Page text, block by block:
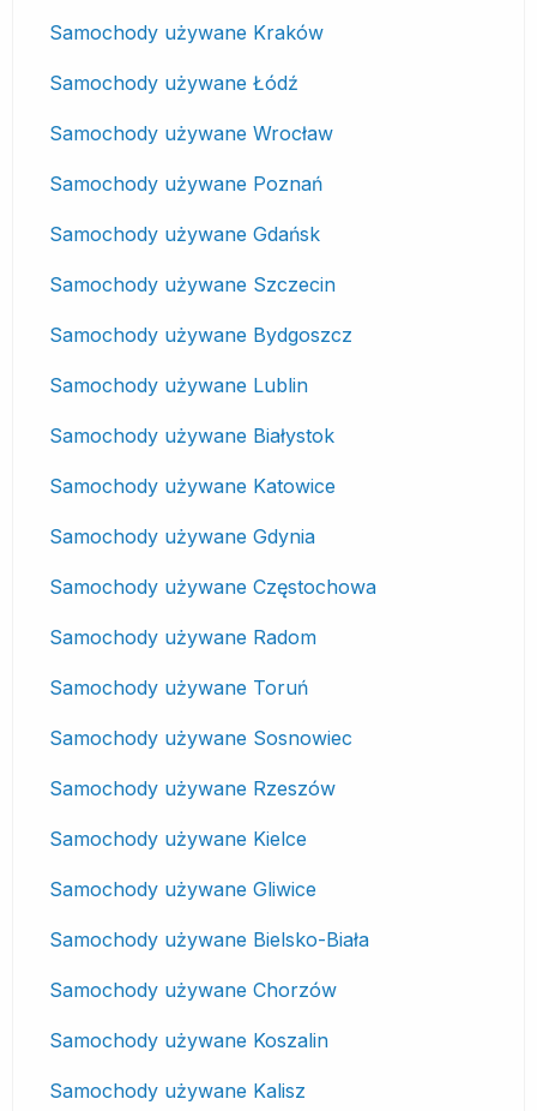
Samochody używane Kraków
Samochody używane Łódź
Samochody używane Wrocław
Samochody używane Poznań
Samochody używane Gdańsk
Samochody używane Szczecin
Samochody używane Bydgoszcz
Samochody używane Lublin
Samochody używane Białystok
Samochody używane Katowice
Samochody używane Gdynia
Samochody używane Częstochowa
Samochody używane Radom
Samochody używane Toruń
Samochody używane Sosnowiec
Samochody używane Rzeszów
Samochody używane Kielce
Samochody używane Gliwice
Samochody używane Bielsko-Biała
Samochody używane Chorzów
Samochody używane Koszalin
Samochody używane Kalisz